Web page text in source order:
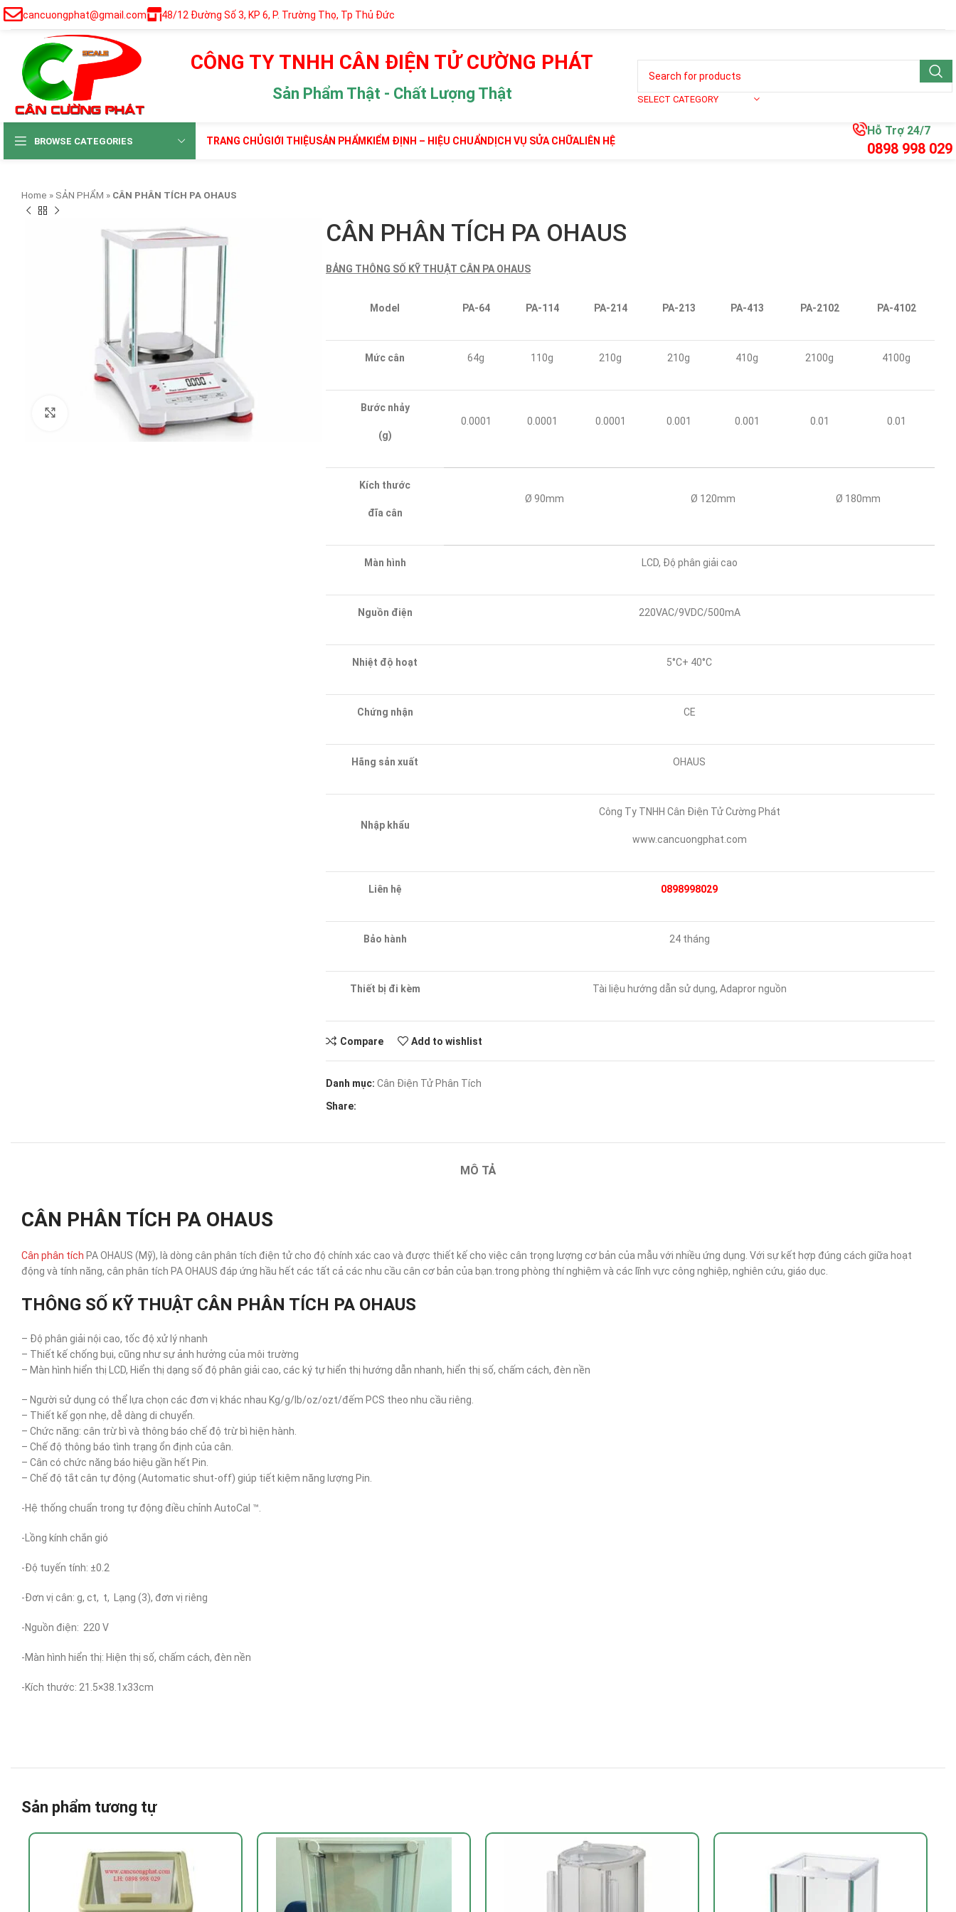
cancuongphat@gmail.com 48/12 Đường Số 3, KP 6, P. Trường Thọ, Tp Thủ Đức
CÔNG TY TNHH CÂN ĐIỆN TỬ CƯỜNG PHÁT
Sản Phẩm Thật - Chất Lượng Thật SELECT CATEGORY
BROWSE CATEGORIES TRANG CHỦGIỚI THIỆUSẢN PHẨM KIỂM ĐỊNH – HIỆU CHUẨN DỊCH VỤ SỬA CHỮALIÊN HỆ
Hỗ Trợ 24/7
0898 998 029
Home » SẢN PHẨM » CÂN PHÂN TÍCH PA OHAUS
Click to enlarge
CÂN PHÂN TÍCH PA OHAUS
BẢNG THÔNG SỐ KỸ THUẬT CÂN PA OHAUS
Model PA-64 PA-114 PA-214 PA-213 PA-413 PA-2102 PA-4102
Mức cân 64g 110g 210g 210g 410g 2100g 4100g
Bước nhảy
(g)
0.0001 0.0001 0.0001 0.001 0.001 0.01 0.01
Kích thước
đĩa cân
Ø 90mm Ø 120mm Ø 180mm
Màn hình LCD, Độ phân giải cao
Nguồn điện 220VAC/9VDC/500mA
Nhiệt độ hoạt 5°C+ 40°C
Chứng nhận CE
Hãng sản xuất OHAUS
Nhập khẩu
Công Ty TNHH Cân Điện Tử Cường Phát
www.cancuongphat.com
Liên hệ 0898998029
Bảo hành 24 tháng
Thiết bị đi kèm Tài liệu hướng dẫn sử dụng, Adapror nguồn
Compare Add to wishlist
Danh mục: Cân Điện Tử Phân Tích
Share:
MÔ TẢ
CÂN PHÂN TÍCH PA OHAUS
Cân phân tích PA OHAUS (Mỹ), là dòng cân phân tích điện tử cho độ chính xác cao và được thiết kế cho việc cân trọng lượng cơ bản của mẫu với nhiều ứng dụng. Với sự kết hợp đúng cách giữa hoạt
động và tính năng, cân phân tích PA OHAUS đáp ứng hầu hết các tất cả các nhu cầu cân cơ bản của bạn.trong phòng thí nghiệm và các lĩnh vực công nghiệp, nghiên cứu, giáo dục.
THÔNG SỐ KỸ THUẬT CÂN PHÂN TÍCH PA OHAUS
– Độ phân giải nội cao, tốc độ xử lý nhanh
– Thiết kế chống bụi, cũng như sự ảnh hưởng của môi trường
– Màn hình hiển thị LCD, Hiển thị dạng số độ phân giải cao, các ký tự hiển thị hướng dẫn nhanh, hiển thị số, chấm cách, đèn nền
– Người sử dụng có thể lựa chọn các đơn vị khác nhau Kg/g/lb/oz/ozt/đếm PCS theo nhu cầu riêng.
– Thiết kế gọn nhẹ, dễ dàng di chuyển.
– Chức năng: cân trừ bì và thông báo chế độ trừ bì hiện hành.
– Chế độ thông báo tình trạng ổn định của cân.
– Cân có chức năng báo hiệu gần hết Pin.
– Chế độ tắt cân tự động (Automatic shut-off) giúp tiết kiệm năng lượng Pin.
-Hệ thống chuẩn trong tự động điều chỉnh AutoCal ™.
-Lồng kính chắn gió
-Độ tuyến tính: ±0.2
-Đơn vị cân: g, ct, t, Lạng (3), đơn vị riêng
-Nguồn điện: 220 V
-Màn hình hiển thị: Hiện thị số, chấm cách, đèn nền
-Kích thước: 21.5×38.1x33cm
Sản phẩm tương tự